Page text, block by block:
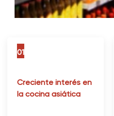
01
Creciente interés en
la cocina asiática